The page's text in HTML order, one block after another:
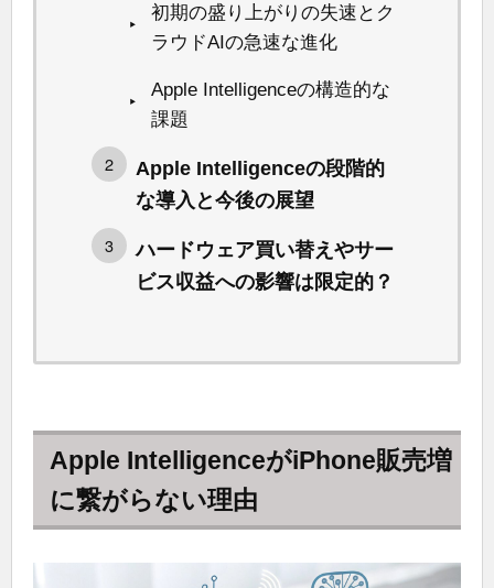
初期の盛り上がりの失速とク
ラウドAIの急速な進化
Apple Intelligenceの構造的な
課題
Apple Intelligenceの段階的
な導入と今後の展望
ハードウェア買い替えやサー
ビス収益への影響は限定的？
Apple IntelligenceがiPhone販売増
に繋がらない理由